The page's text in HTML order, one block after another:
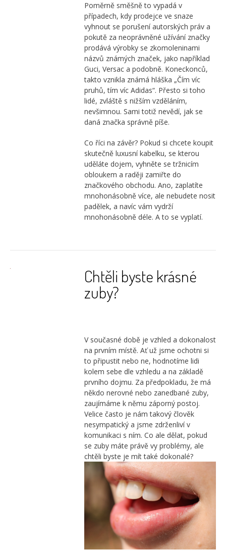
Poměrně směšně to vypadá v
případech, kdy prodejce ve snaze
vyhnout se porušení autorských práv a
pokutě za neoprávněné užívání značky
prodává výrobky se zkomoleninami
názvů známých značek, jako například
Guci, Versac a podobně. Koneckonců,
takto vznikla známá hláška „Čím víc
pruhů, tím víc Adidas“. Přesto si toho
lidé, zvláště s nižším vzděláním,
nevšimnou. Sami totiž nevědí, jak se
daná značka správně píše.
Co říci na závěr? Pokud si chcete koupit
skutečně luxusní kabelku, se kterou
uděláte dojem, vyhněte se tržnicím
obloukem a raději zamiřte do
značkového obchodu. Ano, zaplatíte
mnohonásobně více, ale nebudete nosit
padělek, a navíc vám vydrží
mnohonásobně déle. A to se vyplatí.
Chtěli byste krásné
zuby?
V současné době je vzhled a dokonalost
na prvním místě. Ať už jsme ochotni si
to připustit nebo ne, hodnotíme lidi
kolem sebe dle vzhledu a na základě
prvního dojmu. Za předpokladu, že má
někdo nerovné nebo zanedbané zuby,
zaujímáme k němu záporný postoj.
Velice často je nám takový člověk
nesympatický a jsme zdrženliví v
komunikaci s ním. Co ale dělat, pokud
se zuby máte právě vy problémy, ale
chtěli byste je mít také dokonalé?